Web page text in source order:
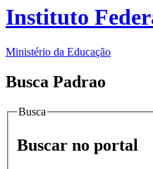
Instituto
Ministério da Educação
Busca Padrao
Busca
Buscar no portal